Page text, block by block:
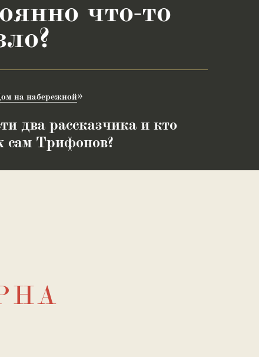
что‑то
на набережной
два рассказчика и кто
сам Трифонов?